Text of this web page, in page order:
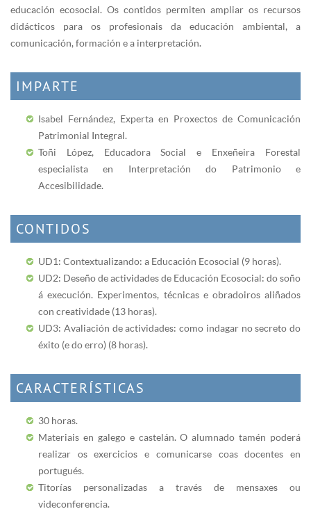
educación ecosocial. Os contidos permiten ampliar os recursos
didácticos para os profesionais da educación ambiental, a
comunicación, formación e a interpretación.
IMPARTE
Isabel Fernández, Experta en Proxectos de Comunicación
Patrimonial Integral.
Toñi López, Educadora Social e Enxeñeira Forestal
especialista en Interpretación do Patrimonio e
Accesibilidade.
CONTIDOS
UD1: Contextualizando: a Educación Ecosocial (9 horas).
UD2: Deseño de actividades de Educación Ecosocial: do soño
á execución. Experimentos, técnicas e obradoiros aliñados
con creatividade (13 horas).
UD3: Avaliación de actividades: como indagar no secreto do
éxito (e do erro) (8 horas).
CARACTERÍSTICAS
30 horas.
Materiais en galego e castelán. O alumnado tamén poderá
realizar os exercicios e comunicarse coas docentes en
portugués.
Titorías personalizadas a través de mensaxes ou
videconferencia.